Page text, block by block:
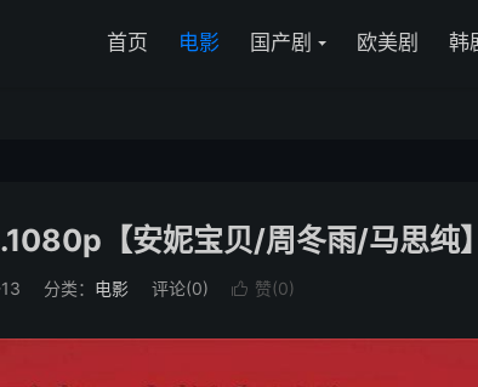
首页 电影 国产剧 欧美剧 韩
【安妮宝贝/周冬雨/马思纯】
分类： 电影 评论(0)  赞(0)